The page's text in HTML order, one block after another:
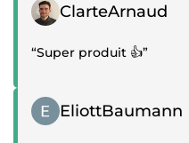
Témoignage positif
ClarteArnaud
“Super produit 👍”
Témoignage positif
EliottBaumann